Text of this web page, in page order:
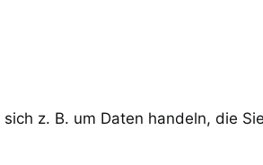
z. B. um Daten handeln, die